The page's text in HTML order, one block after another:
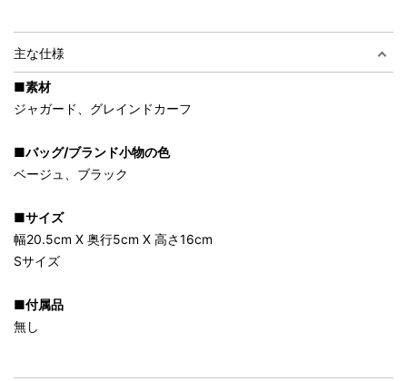
主な仕様
■素材
ジャガード、グレインドカーフ
■バッグ/ブランド小物の色
ベージュ、ブラック
■サイズ
幅20.5cm X 奥行5cm X 高さ16cm
Sサイズ
■付属品
無し